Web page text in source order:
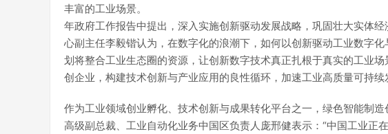
丰富的工业场景。
年政府工作报告中提出，深入实施创新驱动发展战略，巩固壮大实体
心副主任李毅锴认为，在数字化的浪潮下，如何以创新驱动工业数字
划将整合工业生态圈的资源，让创新数字技术真正扎根于真实的工业
创企业，构建技术创新与产业应用的良性循环，加速工业高质量可持续
作为工业领域创业孵化、技术创新与成果转化平台之一，绿色智能制
高级副总裁、工业自动化业务中国区负责人庞邢健表示：“中国工业正